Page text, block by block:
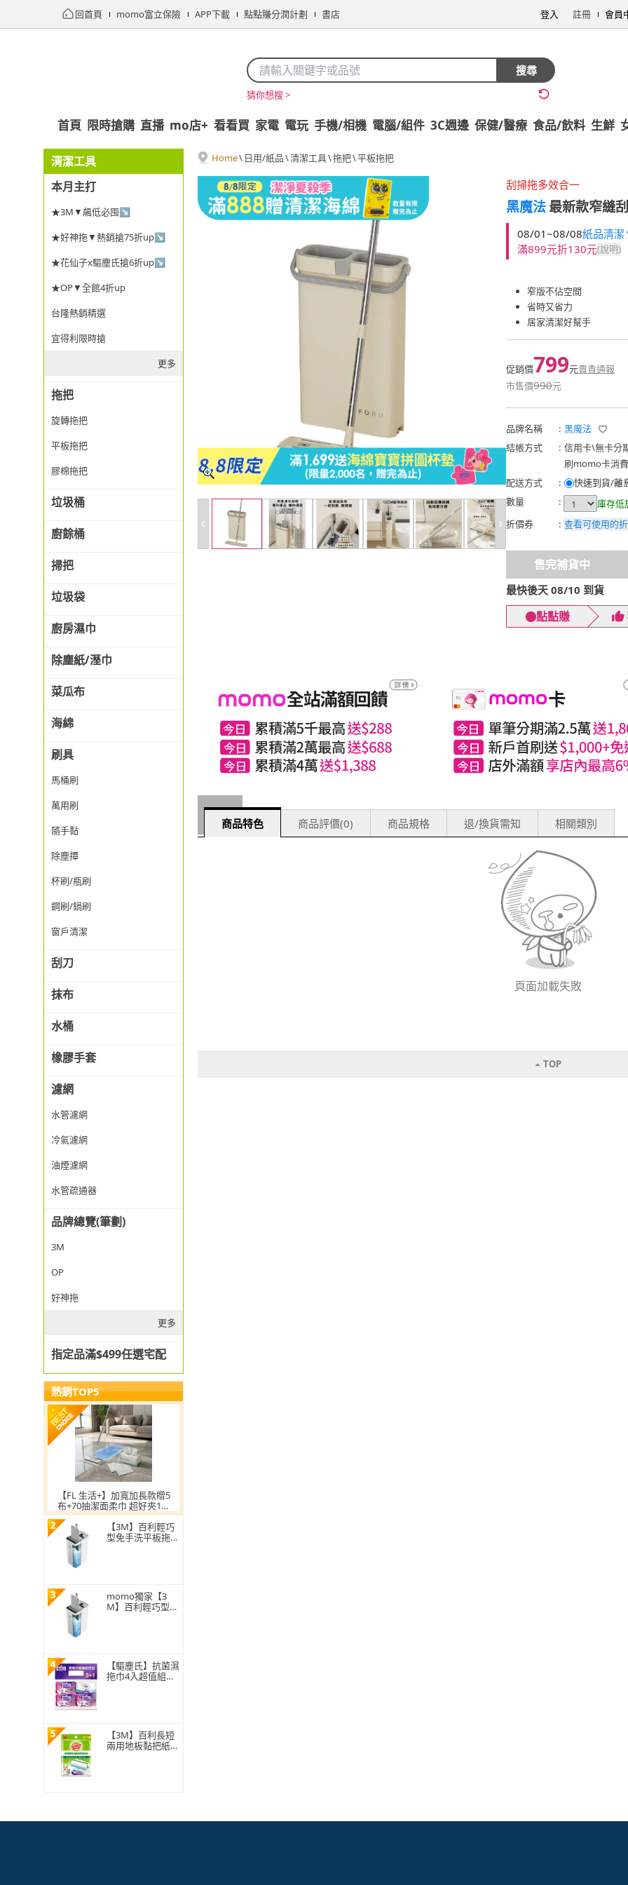
回首頁 momo富立保險 APP下載 點點賺分潤計劃 書店 登入 註冊 會員
搜尋
猜你想搜 >
首頁 限時搶購 直播 mo店+ 看看買 家電 電玩 手機/相機 電腦/組件 3C週邊 保健/醫療 食品/飲料 生鮮
清潔工具
本月主打
★3M▼飆低必囤↘
★好神拖▼熱銷搶75折up↘
★花仙子x驅塵氏搶6折up↘
★OP▼全館4折up
台隆熱銷精選
宜得利限時搶
更多
拖把
旋轉拖把
平板拖把
膠棉拖把
垃圾桶
廚餘桶
掃把
垃圾袋
廚房濕巾
除塵紙/溼巾
菜瓜布
海綿
刷具
馬桶刷
萬用刷
隨手黏
除塵撢
杯刷/瓶刷
鋼刷/鍋刷
窗戶清潔
刮刀
抹布
水桶
橡膠手套
濾網
水管濾網
冷氣濾網
油煙濾網
水管疏通器
品牌總覽(筆劃)
3M
OP
好神拖
更多
指定品滿$499任選宅配
熱銷TOP5
【FL 生活+】加寬加長款贈5
布+70抽潔面柔巾 超好夾1秒
換布洗臉巾環保拖把
2
【3M】百利輕巧
型免手洗平板拖把
3
momo獨家【3
M】百利輕巧型免
4
【驅塵氏】抗菌濕
拖巾4入超值組合
5
【3M】百利長短
兩用地板黏把紙捲
Home\ 日用/紙品\清潔工具\拖把\平板拖把
刮掃拖多效合一
黑魔法最新款窄縫
08/01~08/08紙品清
滿899元折130元(說明)
窄版不佔空間
省時又省力
居家清潔好幫手
促銷價799元賣貴通報
市售價990元
品牌名稱 : 黑魔法
結帳方式
: 信用卡\無卡分
刷momo卡消
配送方式
:
快速到貨/離
數量
:
庫存低
折價券
: 查看可使用的
售完補貨中
最快後天 08/10 到貨
點點賺
商品特色 商品評價(0) 商品規格 退/換貨需知 相關類別
頁面加載失敗
TOP